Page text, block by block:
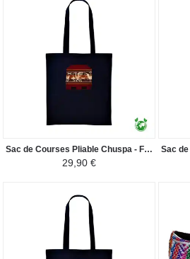
Sac de Courses Pliable Chuspa - Fourre-tout en Toile Péruvienne - Bordeaux
29,90 €